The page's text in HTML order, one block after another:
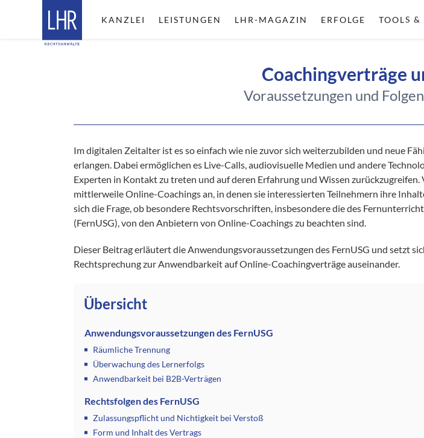
KANZLEI LEISTUNGEN LHR-MAGAZIN ERFOLGE TOOLS &
Coachingverträge
Voraussetzungen und
Im digitalen Zeitalter ist es so einfach wie nie zuvor sich weiterzubilden und neue
erlangen. Dabei ermöglichen es Live-Calls, audiovisuelle Medien und andere
Experten in Kontakt zu treten und auf deren Erfahrung und Wissen
mittlerweile Online-Coachings an, in denen sie interessierten Teilnehmern ihre
sich die Frage, ob besondere Rechtsvorschriften, insbesondere die des
(FernUSG), von den Anbietern von Online-Coachings zu beachten sind.
Dieser Beitrag erläutert die Anwendungsvoraussetzungen des FernUSG und setzt
Rechtsprechung zur Anwendbarkeit auf Online-Coachingverträge auseinander.
Übersicht
Anwendungsvoraussetzungen des FernUSG
Räumliche Trennung
Überwachung des Lernerfolgs
Anwendbarkeit bei B2B-Verträgen
Rechtsfolgen des FernUSG
Zulassungspflicht und Nichtigkeit bei Verstoß
Form und Inhalt des Vertrags